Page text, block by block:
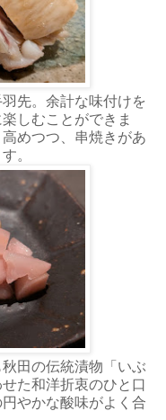
先。余計な味付けを
しむことができま
めつつ、串焼きがあ
。
田の伝統漬物「いぶ
た和洋折衷のひと口
やかな酸味がよく合